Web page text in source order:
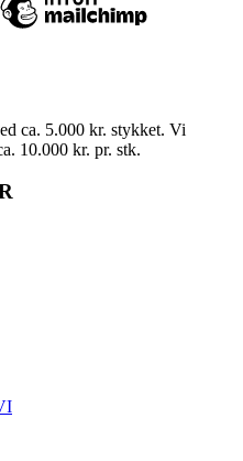
ca. 5.000 kr. stykket. Vi
10.000 kr. pr. stk.